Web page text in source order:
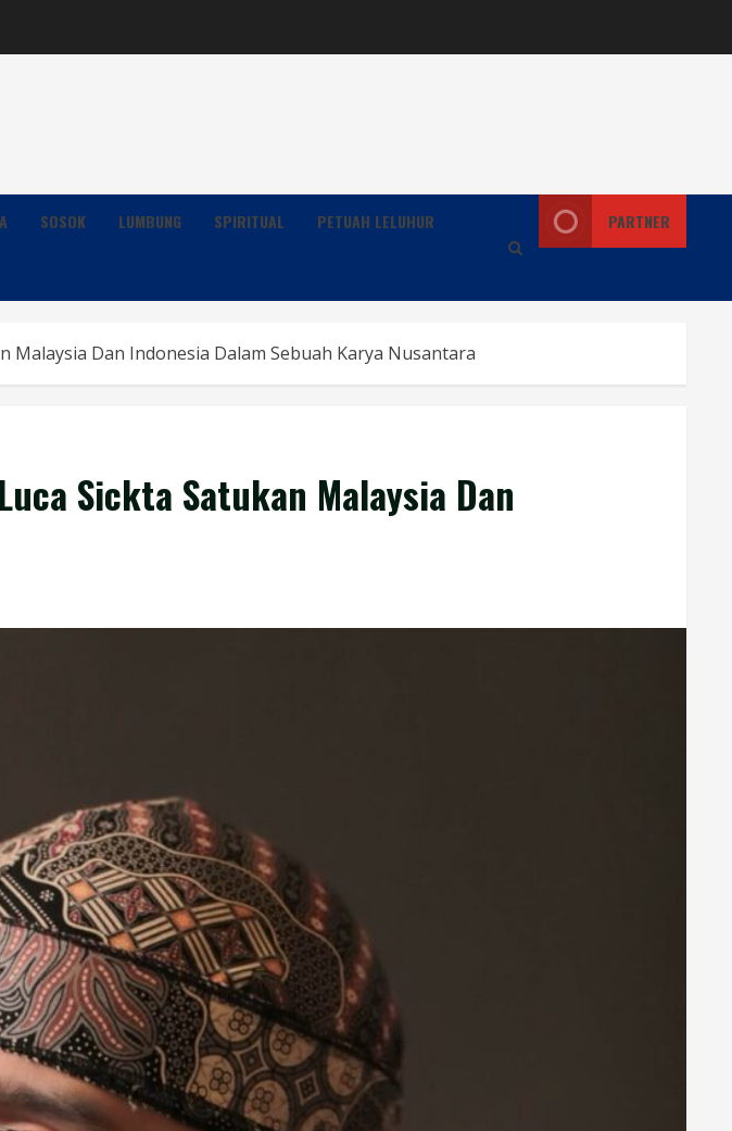
SOSOK LUMBUNG SPIRITUAL PETUAH LELUHUR PARTNER
Malaysia Dan Indonesia Dalam Sebuah Karya Nusantara
Sickta Satukan Malaysia Dan